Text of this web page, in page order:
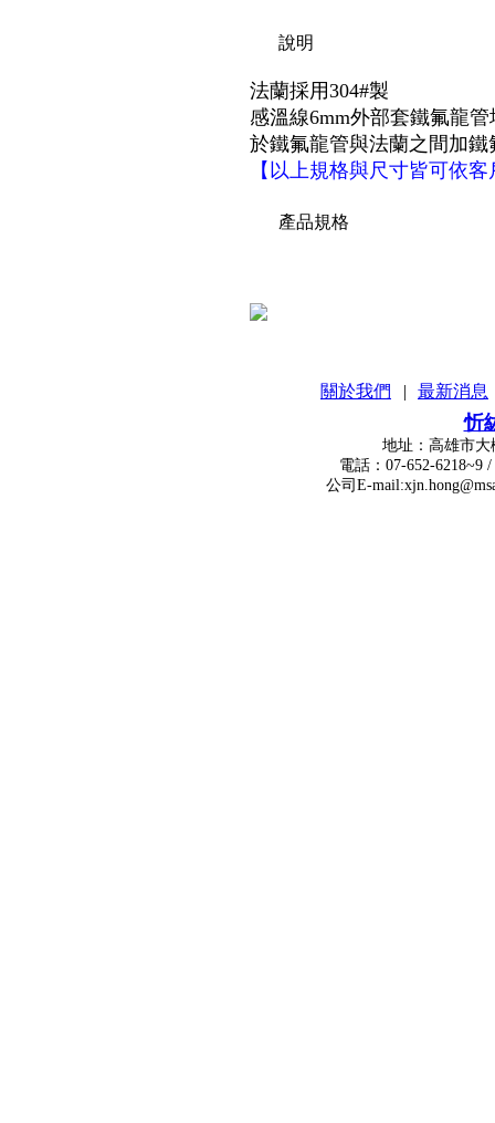
說明
法蘭採用304#製
感溫線6mm外部套鐵氟龍
於鐵氟龍管與法蘭之間加
【以上規格與尺寸皆可依
產品規格
關於我們 | 最新消息
忻
地址：高雄市大樹區瓦
電話：07-652-6218~9 / 傳真
公司E-